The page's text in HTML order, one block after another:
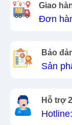
Giao
Đơn
Bảo
Sản
Hỗ trợ